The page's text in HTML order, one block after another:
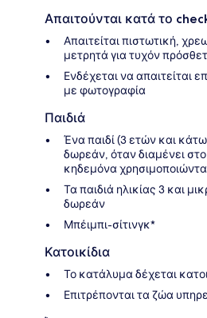
Απαιτούνται κατά το
Απαιτείται πιστωτική,
μετρητά για τυχόν
Ενδέχεται να απαιτείται
με φωτογραφία
Παιδιά
Ένα παιδί (3 ετών και
δωρεάν, όταν διαμένει
κηδεμόνα
Τα παιδιά ηλικίας 3 και
δωρεάν
Μπέιμπι-σίτινγκ*
Κατοικίδια
Το κατάλυμα δέχεται
Επιτρέπονται τα ζώα